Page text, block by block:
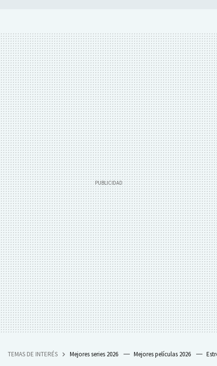
TEMAS DE INTERÉS Mejores series 2026 Mejores películas 2026